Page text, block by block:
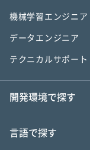
機械学習エンジニア
データエンジニア
テクニカルサポート
開発環境で探す
言語で探す